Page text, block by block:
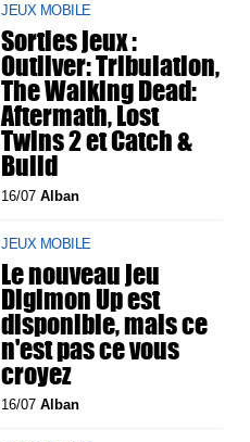
JEUX MOBILE
Sorties jeux :
Outliver: Tribulation,
The Walking Dead:
Aftermath, Lost
Twins 2 et Catch &
Build
16/07Alban
JEUX MOBILE
Le nouveau jeu
Digimon Up est
disponible, mais ce
n'est pas ce vous
croyez
16/07Alban